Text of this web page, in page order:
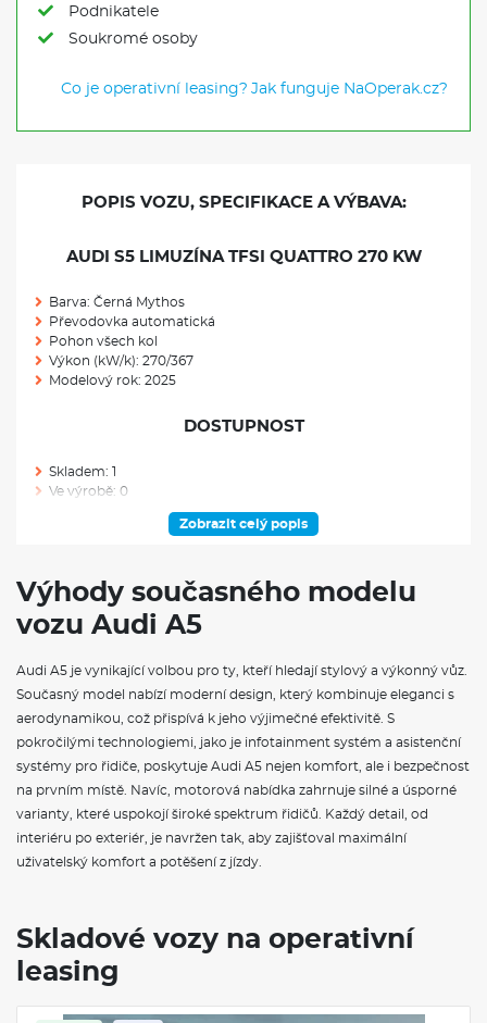
Podnikatele
Soukromé osoby
Co je operativní leasing? Jak funguje NaOperak.cz?
POPIS VOZU, SPECIFIKACE A VÝBAVA:
AUDI S5 LIMUZÍNA TFSI QUATTRO 270 KW
Barva: Černá Mythos
Převodovka automatická
Pohon všech kol
Výkon (kW/k): 270/367
Modelový rok: 2025
DOSTUPNOST
Skladem: 1
Ve výrobě: 0
VÝBAVA NAD RÁMEC VÝBAVOVÉHO STUPNĚ
Paket Tech pro obsahuje následující funkce:, Adaptivní
tempomat plus (samostatná položka), Digitální zadní světla
OLED, Otvírání garážových vrat, Elektrické seřízení volantu,
následující funkce paketu Tech plus:, Matrix LED světlomety,
Systém čištění světlometů, Kamery snímající okolí vozu, Side
assist a výstraha při vystupování, zadní asistent pro příčný
provoz a asistent pro odbočování zezadu, Proaktivní ochrana
cestujících, přední, boční a zadní (samostatná položka),
asistentem (samostatná položka), Detekce cestujících vzadu
(samostatná položka), Boční airbagy, přední a zadní se
systémem hlavových airbagů a interakčním airbagem, přední,
Displej pro předního spolujezdce MMI, Komfortní paket plus s
vnějších zpětných zrcátkách, komfortní klíč bez funkce
Černý interiér S se sportovními sedadly plus v kůži,
vpředu s manuálně vysouvatelnou stehenní opěrkou, vizuálně
Zobrazit celý popis
Výhody současného modelu
vozu Audi A5
Audi A5 je vynikající volbou pro ty, kteří hledají stylový a výkonný vůz.
Současný model nabízí moderní design, který kombinuje eleganci s
aerodynamikou, což přispívá k jeho výjimečné efektivitě. S
pokročilými technologiemi, jako je infotainment systém a asistenční
systémy pro řidiče, poskytuje Audi A5 nejen komfort, ale i bezpečnost
na prvním místě. Navíc, motorová nabídka zahrnuje silné a úsporné
varianty, které uspokojí široké spektrum řidičů. Každý detail, od
interiéru po exteriér, je navržen tak, aby zajišťoval maximální
uživatelský komfort a potěšení z jízdy.
Skladové vozy na operativní
leasing